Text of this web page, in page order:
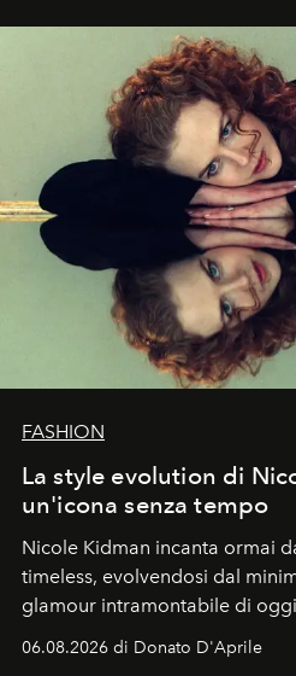
FASHION
La style evolution di
un'icona senza tempo
Nicole Kidman incanta ormai
timeless, evolvendosi dal
glamour intramontabile di
Italia la sua style evolution.
06.08.2026 di Donato D'Aprile